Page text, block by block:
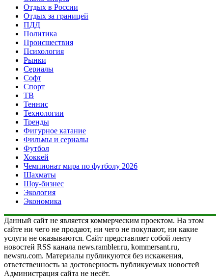
Отдых в России
Отдых за границей
ПДД
Политика
Происшествия
Психология
Рынки
Сериалы
Софт
Спорт
ТВ
Теннис
Технологии
Тренды
Фигурное катание
Фильмы и сериалы
Футбол
Хоккей
Чемпионат мира по футболу 2026
Шахматы
Шоу-бизнес
Экология
Экономика
Данный сайт не является коммерческим проектом. На этом
сайте ни чего не продают, ни чего не покупают, ни какие
услуги не оказываются. Сайт представляет собой ленту
новостей RSS канала news.rambler.ru, kommersant.ru,
newsru.com. Материалы публикуются без искажения,
ответственность за достоверность публикуемых новостей
Администрация сайта не несёт.